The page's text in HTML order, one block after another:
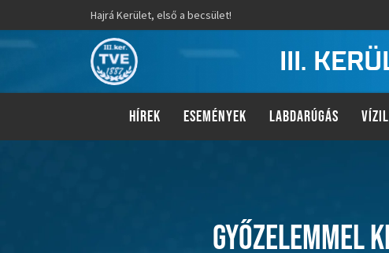
Hajrá Kerület, első a becsület!
III.
HÍREK ESEMÉNYEK LABDARÚGÁS
GYŐZELEMMEL